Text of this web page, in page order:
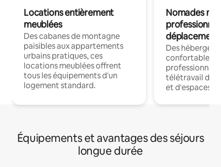
Locations entièrement
meublées
Des cabanes de montagne
paisibles aux appartements
urbains pratiques, ces
locations meublées offrent
tous les équipements d'un
logement standard.
Nomades
déplacement
Des
confortables
professionnels
télétravail
et d'espaces
Équipements et avantages des séjours
longue durée